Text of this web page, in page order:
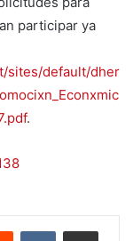
participar ya
sites/default/dher
.